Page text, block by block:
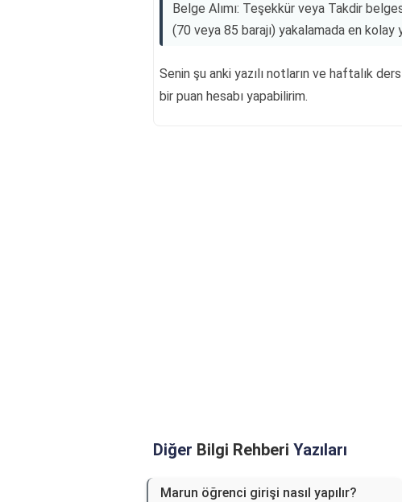
Belge Alımı: Teşekkür veya Takdir
(70 veya 85 barajı) yakalamada en
Senin şu anki yazılı notların ve haftalık
bir puan hesabı yapabilirim.
Diğer Bilgi Rehberi Yazıları
Marun öğrenci girişi nasıl yapılır?